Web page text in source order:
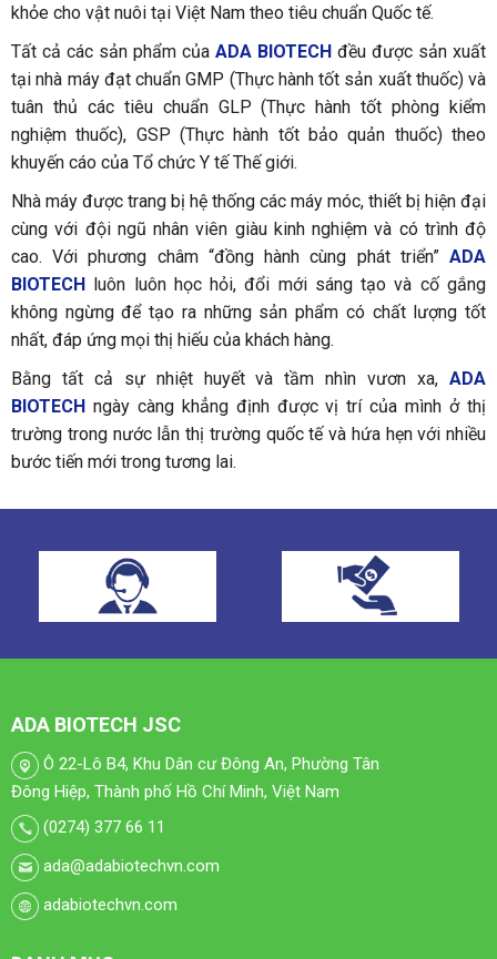
khỏe cho vật nuôi tại Việt Nam theo tiêu chuẩn Quốc tế.
Tất cả các sản phẩm của ADA BIOTECH đều được sản xuất
tại nhà máy đạt chuẩn GMP (Thực hành tốt sản xuất thuốc) và
tuân thủ các tiêu chuẩn GLP (Thực hành tốt phòng kiểm
nghiệm thuốc), GSP (Thực hành tốt bảo quản thuốc) theo
khuyến cáo của Tổ chức Y tế Thế giới.
Nhà máy được trang bị hệ thống các máy móc, thiết bị hiện đại
cùng với đội ngũ nhân viên giàu kinh nghiệm và có trình độ
cao. Với phương châm “đồng hành cùng phát triển” ADA
BIOTECH luôn luôn học hỏi, đổi mới sáng tạo và cố gắng
không ngừng để tạo ra những sản phẩm có chất lượng tốt
nhất, đáp ứng mọi thị hiếu của khách hàng.
Bằng tất cả sự nhiệt huyết và tầm nhìn vươn xa, ADA
BIOTECH ngày càng khẳng định được vị trí của mình ở thị
trường trong nước lẫn thị trường quốc tế và hứa hẹn với nhiều
bước tiến mới trong tương lai.
ADA BIOTECH JSC
Ô 22-Lô B4, Khu Dân cư Đông An, Phường Tân
Đông Hiệp, Thành phố Hồ Chí Minh, Việt Nam
(0274) 377 66 11
ada@adabiotechvn.com
adabiotechvn.com